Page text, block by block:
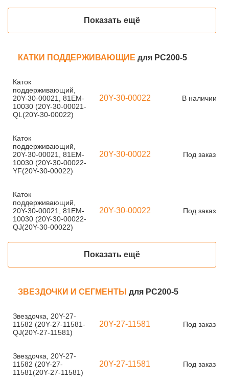
Показать ещё
КАТКИ ПОДДЕРЖИВАЮЩИЕ для PC200-5
Каток
поддерживающий,
20Y-30-00021, 81EM-
10030 (20Y-30-00021-
QL(20Y-30-00022)
20Y-30-00022 В наличии
Каток
поддерживающий,
20Y-30-00021, 81EM-
10030 (20Y-30-00022-
YF(20Y-30-00022)
20Y-30-00022 Под заказ
Каток
поддерживающий,
20Y-30-00021, 81EM-
10030 (20Y-30-00022-
QJ(20Y-30-00022)
20Y-30-00022 Под заказ
Показать ещё
ЗВЕЗДОЧКИ И СЕГМЕНТЫ для PC200-5
Звездочка, 20Y-27-
11582 (20Y-27-11581-
QJ(20Y-27-11581)
20Y-27-11581 Под заказ
Звездочка, 20Y-27-
11582 (20Y-27-
11581(20Y-27-11581)
20Y-27-11581 Под заказ